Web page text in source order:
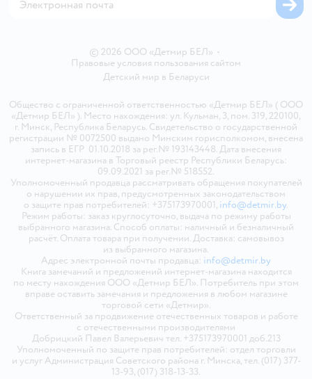
© 2026 ООО «Детмир БЕЛ» •
Правовые условия пользования сайтом
Детский мир в Беларуси
Общество с ограниченной ответственностью «Детмир БЕЛ» ( ООО
«Детмир БЕЛ» ). Место нахождения: ул. Кульман, 3, пом. 319, 220100,
г. Минск, Республика Беларусь. Свидетельство о государственной
регистрации № 0072500 выдано Минским горисполкомом, внесена
запись в ЕГР 01.10.2018 за рег.№ 193143448. Дата внесения
интернет-магазина в Торговый реестр Республики Беларусь:
09.09.2021 за рег.№ 518552.
Уполномоченный продавца рассматривать обращения покупателей
о нарушении их прав, предусмотренных законодательством
о защите прав потребителей: +375173970001, info@detmir.by.
Режим работы: заказ круглосуточно, выдача по режиму работы
выбранного магазина. Способ оплаты: наличный и безналичный
расчёт. Оплата товара при получении. Доставка: самовывоз
из выбранного магазина.
Адрес электронной почты продавца: info@detmir.by
Книга замечаний и предложений интернет-магазина находится
по месту нахождения ООО «Детмир БЕЛ». Потребитель при этом
вправе оставить замечания и предложения в любом магазине
торговой сети «Детмир».
Ответственный за продвижение отечественных товаров и работе
с отечественными производителями
Добрицкий Павел Валерьевич тел. +375173970001 доб.213
Уполномоченный по защите прав потребителей: отдел торговли
и услуг Администрация Советского района г. Минска, тел. (017) 377-
13-93, (017) 318-13-33.